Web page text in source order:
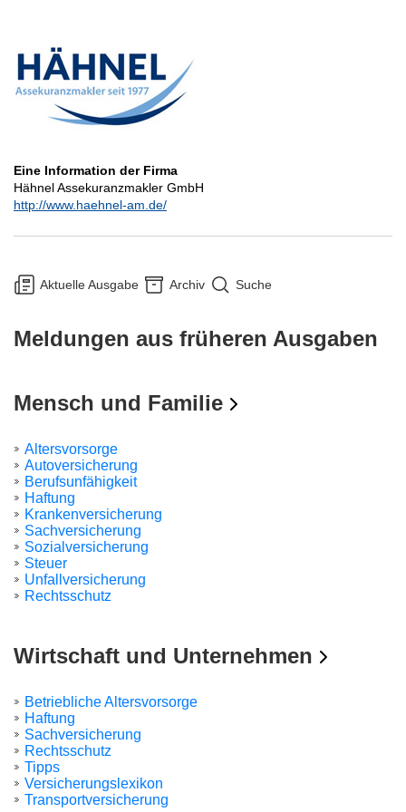
Eine Information der Firma
Hähnel Assekuranzmakler GmbH
http://www.haehnel-am.de/
Aktuelle Ausgabe Archiv Suche
Meldungen aus früheren Ausgaben
Mensch und Familie
Altersvorsorge
Autoversicherung
Berufsunfähigkeit
Haftung
Krankenversicherung
Sachversicherung
Sozialversicherung
Steuer
Unfallversicherung
Rechtsschutz
Wirtschaft und Unternehmen
Betriebliche Altersvorsorge
Haftung
Sachversicherung
Rechtsschutz
Tipps
Versicherungslexikon
Transportversicherung